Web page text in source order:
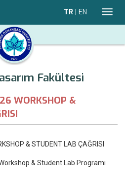
TR | EN
Fakültesi
WORKSHOP &
& STUDENT LAB ÇAĞRISI
& Student Lab Programı